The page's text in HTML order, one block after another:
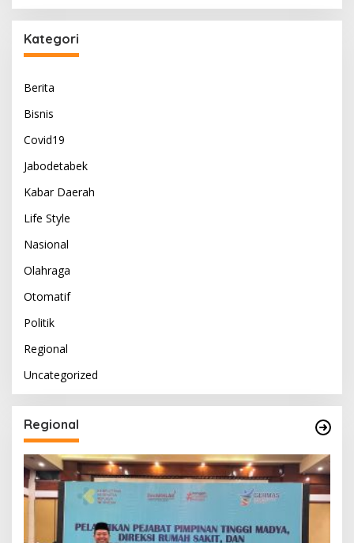
Kategori
Berita
Bisnis
Covid19
Jabodetabek
Kabar Daerah
Life Style
Nasional
Olahraga
Otomatif
Politik
Regional
Uncategorized
Regional